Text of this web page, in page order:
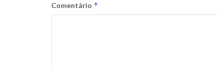
Comentário *